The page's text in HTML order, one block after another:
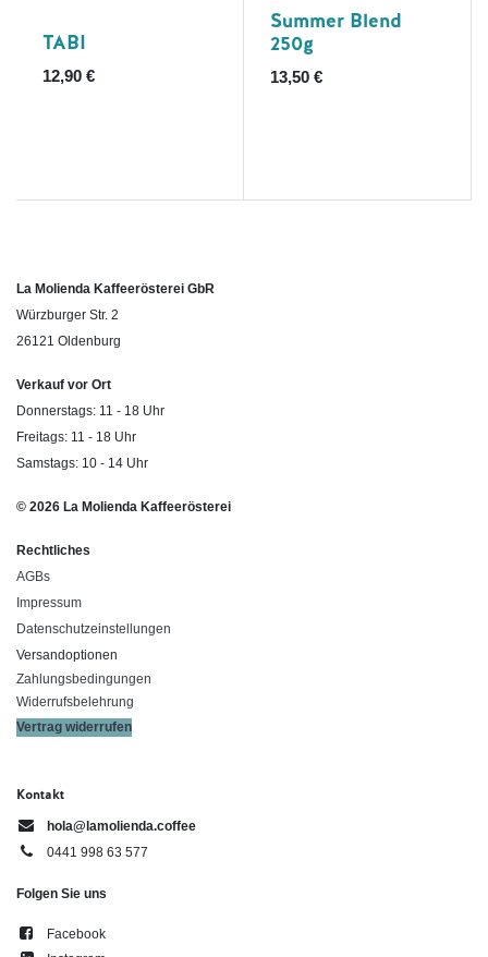
Ausverkauft
TABI
12,90 €
Summer Blend
250g
13,50€
La Molienda Kaffeerösterei GbR
Würzburger Str. 2
26121 Oldenburg
Verkauf vor Ort
Donnerstags: 11 - 18 Uhr
Freitags: 11 - 18 Uhr
Samstags: 10 - 14 Uhr
© 2026 La Molienda Kaffeerösterei
Rechtliches
AGBs
Impressum
Datenschutzeinstellungen
Versandoptionen
Zahlungsbedingungen
Widerrufsbelehrung
Vertrag widerrufen
Kontakt
hola@lamolienda.coffee
0441 998 63 577
Folgen Sie uns
Facebook